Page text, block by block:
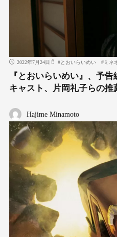
2022年7月24日 #とおいらいめい #ミネ
『とおいらいめい』、予
キャスト、片岡礼子らの推
Hajime Minamoto